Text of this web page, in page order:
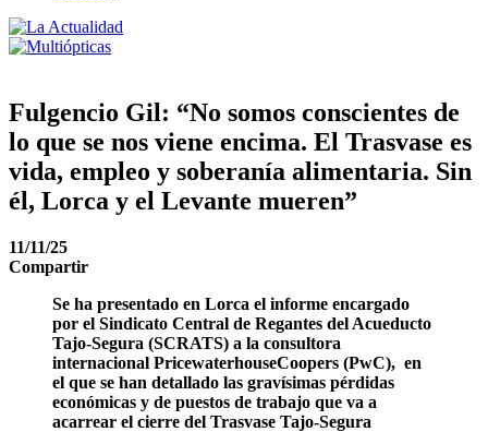
Fulgencio Gil: “No somos conscientes de
lo que se nos viene encima. El Trasvase es
vida, empleo y soberanía alimentaria. Sin
él, Lorca y el Levante mueren”
11/11/25
Compartir
Se ha presentado en Lorca el informe encargado
por el Sindicato Central de Regantes del Acueducto
Tajo‑Segura (SCRATS) a la consultora
internacional PricewaterhouseCoopers (PwC), en
el que se han detallado las gravísimas pérdidas
económicas y de puestos de trabajo que va a
acarrear el cierre del Trasvase Tajo-Segura